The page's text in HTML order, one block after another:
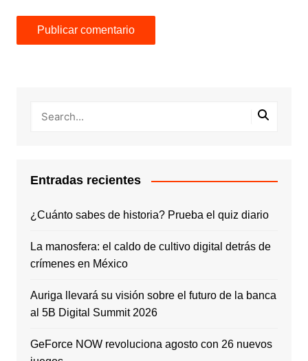
Entradas recientes
¿Cuánto sabes de historia? Prueba el quiz diario
La manosfera: el caldo de cultivo digital detrás de
crímenes en México
Auriga llevará su visión sobre el futuro de la banca
al 5B Digital Summit 2026
GeForce NOW revoluciona agosto con 26 nuevos